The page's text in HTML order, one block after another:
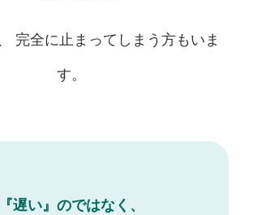
完全に止まってしまう方もいま
す。
『遅い』のではなく、